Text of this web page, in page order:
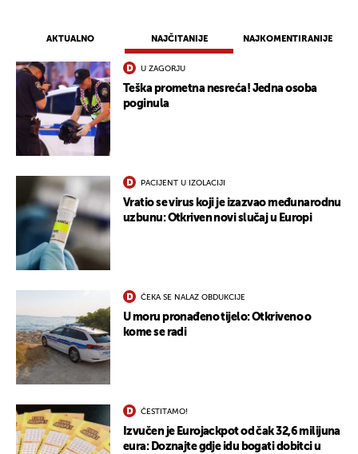
AKTUALNO NAJČITANIJE NAJKOMENTIRANIJE
U ZAGORJU
Teška prometna nesreća! Jedna osoba
poginula
PACIJENT U IZOLACIJI
Vratio se virus koji je izazvao međunarodnu
uzbunu: Otkriven novi slučaj u Europi
ČEKA SE NALAZ OBDUKCIJE
U moru pronađeno tijelo: Otkriveno o
kome se radi
ČESTITAMO!
Izvučen je Eurojackpot od čak 32,6 milijuna
eura: Doznajte gdje idu bogati dobitci u